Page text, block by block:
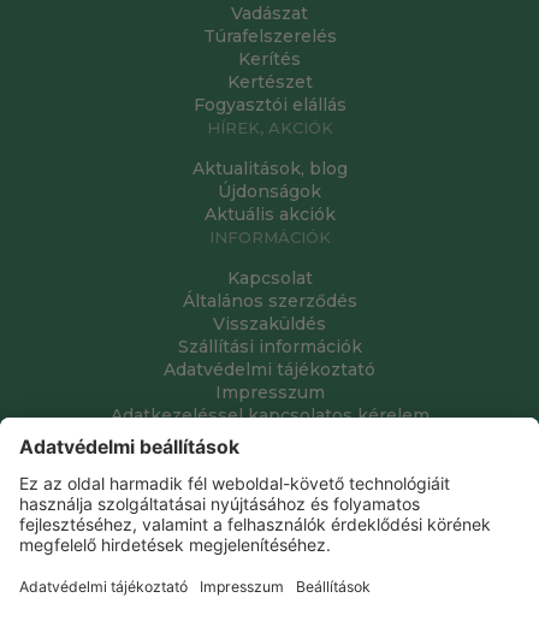
Vadászat
Túrafelszerelés
Kerítés
Kertészet
Fogyasztói elállás
HÍREK, AKCIÓK
Aktualitások, blog
Újdonságok
Aktuális akciók
INFORMÁCIÓK
Kapcsolat
Általános szerződés
Visszaküldés
Szállítási információk
Adatvédelmi tájékoztató
Impresszum
Adatkezeléssel kapcsolatos kérelem